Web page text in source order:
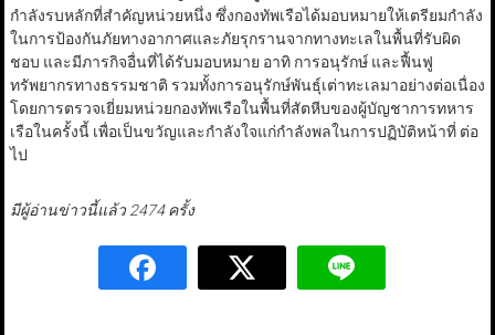
กำลังรบหลักที่สำคัญหน่วยหนึ่ง ซึ่งกองทัพเรือได้มอบหมายให้เตรียมกำลัง
ในการป้องกันภัยทางอากาศและภัยรุกรานจากทางทะเลในพื้นที่รับผิด
ชอบ และมีภารกิจอื่นที่ได้รับมอบหมาย อาทิ การอนุรักษ์ และฟื้นฟู
ทรัพยากรทางธรรมชาติ รวมทั้งการอนุรักษ์พันธุ์เต่าทะเลมาอย่างต่อเนื่อง
โดยการตรวจเยี่ยมหน่วยกองทัพเรือในพื้นที่สัตหีบของผู้บัญชาการทหาร
เรือในครั้งนี้ เพื่อเป็นขวัญและกำลังใจแก่กำลังพลในการปฏิบัติหน้าที่ ต่อ
ไป
มีผู้อ่านข่าวนี้แล้ว 2474 ครั้ง